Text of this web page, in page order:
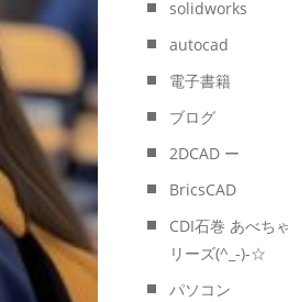
solidworks
autocad
電子書籍
ブログ
2DCAD ー
BricsCAD
CDI石巻 あべち
リーズ(^_-)-☆
パソコン